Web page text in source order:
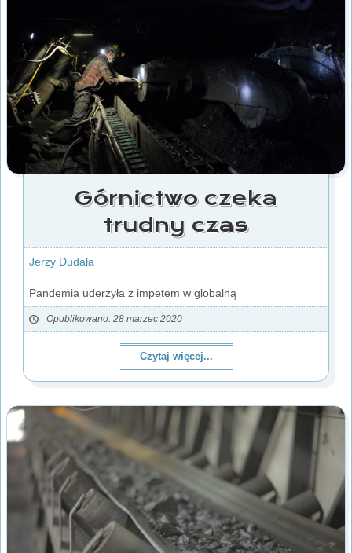
Górnictwo czeka
trudny czas
Jerzy Dudała
Pandemia uderzyła z impetem w globalną
Opublikowano: 28 marzec 2020
Czytaj więcej...